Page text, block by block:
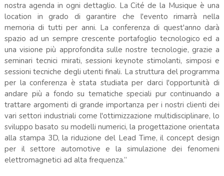
nostra agenda in ogni dettaglio. La Cité de la Musique è una
location in grado di garantire che l'evento rimarrà nella
memoria di tutti per anni. La conferenza di quest'anno darà
spazio ad un sempre crescente portafoglio tecnologico ed a
una visione più approfondita sulle nostre tecnologie, grazie a
seminari tecnici mirati, sessioni keynote stimolanti, simposi e
sessioni tecniche degli utenti finali. La struttura del programma
per la conferenza è stata studiata per darci l'opportunità di
andare più a fondo su tematiche speciali pur continuando a
trattare argomenti di grande importanza per i nostri clienti dei
vari settori industriali come l'ottimizzazione multidisciplinare, lo
sviluppo basato su modelli numerici, la progettazione orientata
alla stampa 3D, la riduzione del Lead Time, il concept design
per il settore automotive e la simulazione dei fenomeni
elettromagnetici ad alta frequenza.”